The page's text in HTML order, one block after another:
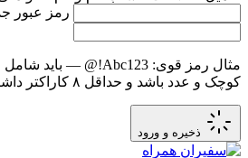
رمز عبور
مثال رمز قوی: Abc123!@
— باید
کوچک و عدد باشد و حداقل ۸ کاراکتر داشته باشد.
ذخیره و ورود